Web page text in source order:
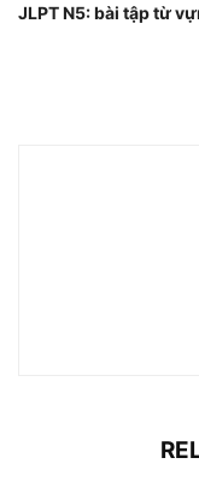
JLPT N5: bài tập từ